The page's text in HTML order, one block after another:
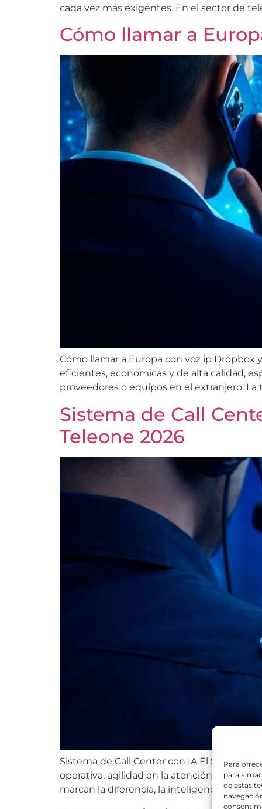
Para
para
de estas
cada vez más exigentes. En el sector de
Cómo llamar a
Cómo llamar a Europa con voz ip
eficientes, económicas y de alta calidad,
proveedores o equipos en el extranjero.
Sistema de Call
Teleone 2026
Sistema de Call Center con IA El Sistema
operativa, agilidad en la atención y
marcan la diferencia, la inteligencia